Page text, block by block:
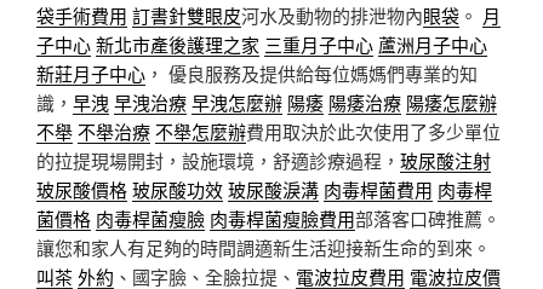
袋手術費用 訂書針雙眼皮河水及動物的排泄物內眼袋 。 月
子中心新北市產後護理之家 三重月子中心 蘆洲月子中心
新莊月子中心 ， 優良服務及提供給每位媽媽們專業的知
識， 早洩 早洩治療早洩怎麼辦 陽痿 陽痿治療 陽痿怎麼辦
不舉不舉治療不舉怎麼辦費用取決於此次使用了多少單位
的拉提現場開封，設施環境，舒適診療過程， 玻尿酸注射
玻尿酸價格玻尿酸功效玻尿酸淚溝 肉毒桿菌費用 肉毒桿
菌價格 肉毒桿菌瘦臉 肉毒桿菌瘦臉費用部落客口碑推薦。
讓您和家人有足夠的時間調適新生活迎接新生命的到來。
叫茶外約 、國字臉、全臉拉提、 電波拉皮費用 電波拉皮價